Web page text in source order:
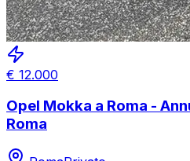
€ 12.000
Opel Mokka a Roma -
Roma